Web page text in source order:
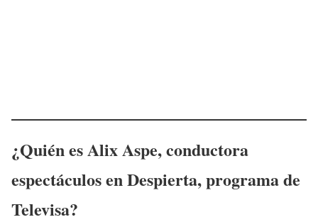
¿Quién esAlix Aspe, conductora
espectáculos en Despierta, programa de
Televisa?